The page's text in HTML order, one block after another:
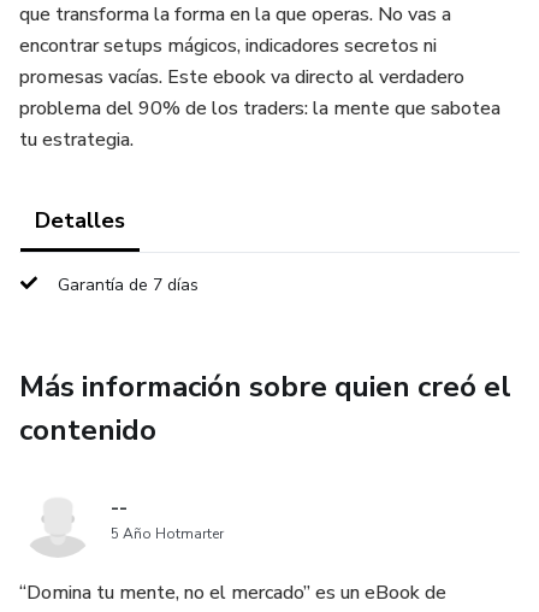
que transforma la forma en la que operas. No vas a
encontrar setups mágicos, indicadores secretos ni
promesas vacías. Este ebook va directo al verdadero
problema del 90% de los traders: la mente que sabotea
tu estrategia.
Detalles
Garantía de 7 días
Más información sobre quien creó el
contenido
--
5 Año Hotmarter
“Domina tu mente, no el mercado” es un eBook de